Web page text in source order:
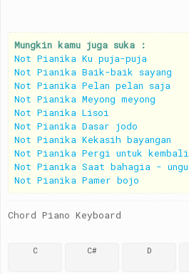
Mungkin kamu juga suka :
Not Pianika Ku puja-puja
Not Pianika Baik-baik sayang
Not Pianika Pelan pelan saja
Not Pianika Meyong meyong
Not Pianika Lisoi
Not Pianika Dasar jodo
Not Pianika Kekasih bayangan
Not Pianika Pergi untuk kembali
Not Pianika Saat bahagia - ungu
Not Pianika Pamer bojo
Chord Piano Keyboard
C C# D